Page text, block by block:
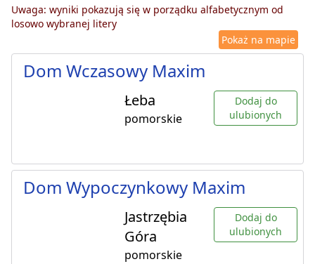
Uwaga: wyniki pokazują się w porządku alfabetycznym od
losowo wybranej litery
Pokaż na mapie
Dom Wczasowy Maxim
Łeba
pomorskie
Dodaj do
ulubionych
Dom Wypoczynkowy Maxim
Jastrzębia
Góra
pomorskie
Dodaj do
ulubionych